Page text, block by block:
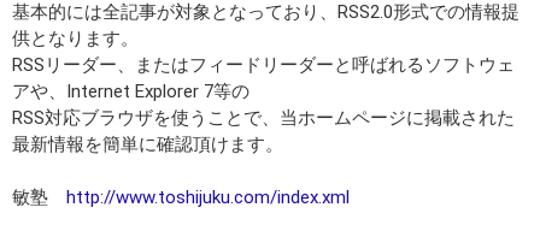
基本的には全記事が対象となっており、RSS2.0形式での情報提
供となります。
RSSリーダー、またはフィードリーダーと呼ばれるソフトウェ
アや、Internet Explorer 7等の
RSS対応ブラウザを使うことで、当ホームページに掲載された
最新情報を簡単に確認頂けます。
敏塾 http://www.toshijuku.com/index.xml